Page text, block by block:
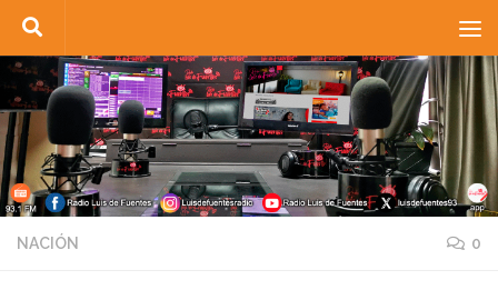
Saltar al contenido
NACIÓN 0